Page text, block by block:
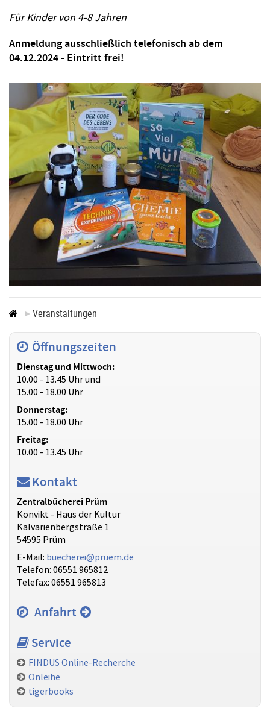
Für Kinder von 4-8 Jahren
Anmeldung ausschließlich telefonisch ab dem
04.12.2024 - Eintritt frei!
Veranstaltungen
Öffnungszeiten
Dienstag und Mittwoch:
10.00 - 13.45 Uhr und
15.00 - 18.00 Uhr
Donnerstag:
15.00 - 18.00 Uhr
Freitag:
10.00 - 13.45 Uhr
Kontakt
Zentralbücherei Prüm
Konvikt - Haus der Kultur
Kalvarienbergstraße 1
54595 Prüm
E-Mail: buecherei@pruem.de
Telefon: 06551 965812
Telefax: 06551 965813
Anfahrt
Service
FINDUS Online-Recherche
Onleihe
tigerbooks